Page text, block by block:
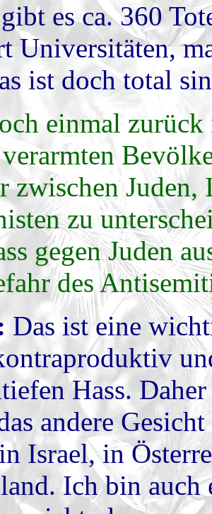
es ca. 360
Universitäten,
ist doch total
einmal zurück
zwischen
zu
gegen Juden
des
Das ist eine
Hass.
andere
Israel, in
Ich bin